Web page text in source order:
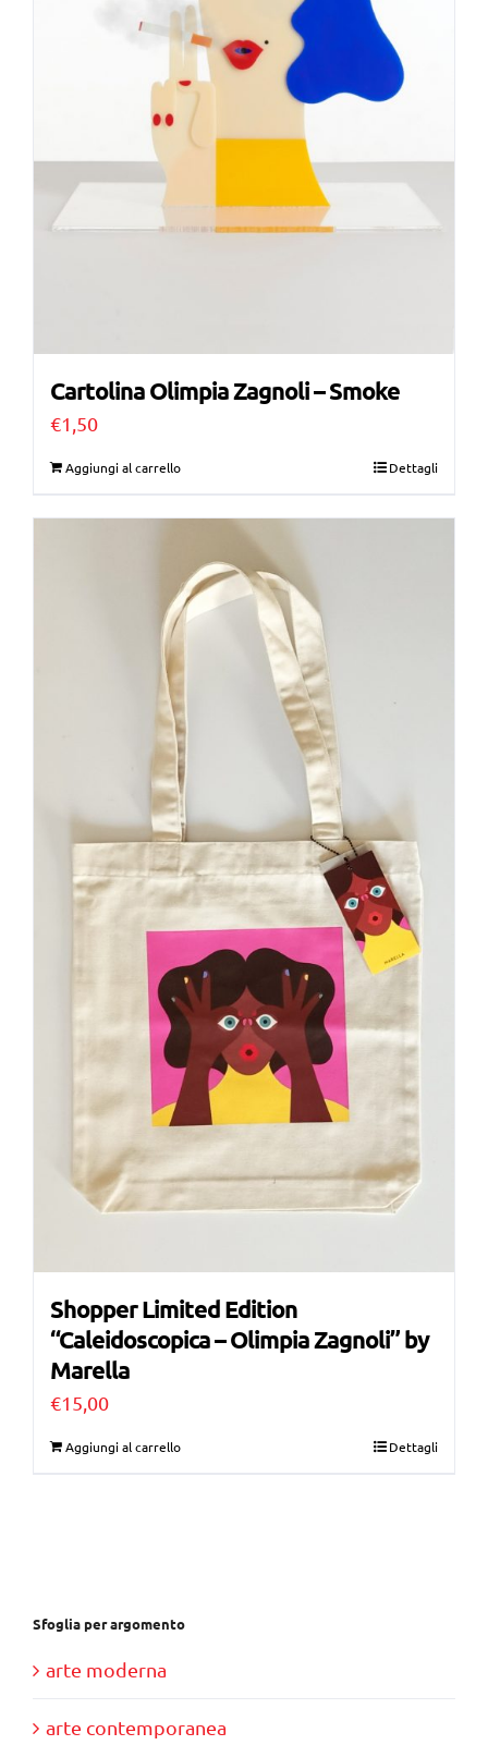
Cartolina Olimpia Zagnoli – Smoke
€1,50
Aggiungi al carrello Dettagli
Shopper Limited Edition
“Caleidoscopica – Olimpia Zagnoli” by
Marella
€15,00
Aggiungi al carrello Dettagli
Sfoglia per argomento
arte moderna
arte contemporanea